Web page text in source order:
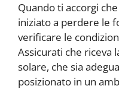
Quando ti accorgi
iniziato a perdere le
verificare le
Assicurati che riceva
solare, che sia
posizionato in un